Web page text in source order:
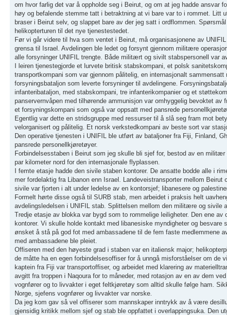
om hvor farlig det var å oppholde seg i Beirut, og om at jeg hadde ansvar
høy og befalende stemme tatt i betraktning at vi bare var to i rommet.
braser i Beirut selv, og slappet bare av der jeg satt i ordflommen.
helikopterturen til det nye tjenestestedet.
Før vi går videre til hva som ventet i Beirut, må organisasjonene av
grensa til Israel. Avdelingen ble ledet og forsynt gjennom militære
alle forsyninger UNIFIL trengte. Både militært og sivilt stabspersonell var
I leiren tjenestegjorde et lurvete britisk stabskompani, et polsk
transportkompani som var gjennom pålitelig, en internasjonalt
forsyningsbataljon som leverte forsyninger til avdelingene.
infanteribataljon, med stabskompani, tre infanterikompanier og et
panservernvåpen med tilhørende ammunisjon var omhyggelig bevoktet
et forsyningskompani som også var oppsatt med pansrede
Egentlig var dette en stridsgruppe med ressurser til å slå seg fram mot
velorganisert og pålitelig. Et norsk verkstedkompani av beste sort var
Den operative tjenesten i UNIFIL ble utført av bataljoner fra Fiji, Finland,
pansrede personellkjøretøyer.
Forbindelsesstaben i Beirut som jeg skulle bli sjef for, bestod av en
par kilometer nord for den internasjonale flyplassen.
I femte etasje hadde den sivile staben kontorer. De ansatte bodde alle i
mer fordelaktig fra Libanon enn Israel. Landeveistransporter mellom
sivile var fjorten i alt under ledelse av en kontorsjef; libanesere og
Formelt hørte disse også til SURB stab, men arbeidet i praksis helt
avdelingsledelsen i UNIFIL stab. Splittelsen mellom den militære og sivile
Tredje etasje av blokka var bygd som to rommelige leiligheter. Den ene
kontorer. Vi skulle holde kontakt med libanesiske myndigheter og
ønsket å stå på god fot med ambassadene til de fem faste medlemmene
med ambassadene ble pleiet.
Offiseren med den høyeste grad i staben var en italiensk major;
de måtte ha en egen forbindelsesoffiser for å unngå misforståelser om de
kaptein fra Fiji var transportoffiser, og arbeidet med klarering av
avgitt fra troppen i Naqoura for to måneder, med rotasjon av en av dem
vognfører og to livvakter i eget feltkjøretøy som alltid skulle følge ham.
Norge, sjefens vognfører og livvakter var norske.
Da jeg kom gav så vel offiserer som mannskaper inntrykk av å være
gjensidig kritikk mellom sjef og stab ble oppfattet i overlappingsuka. Den